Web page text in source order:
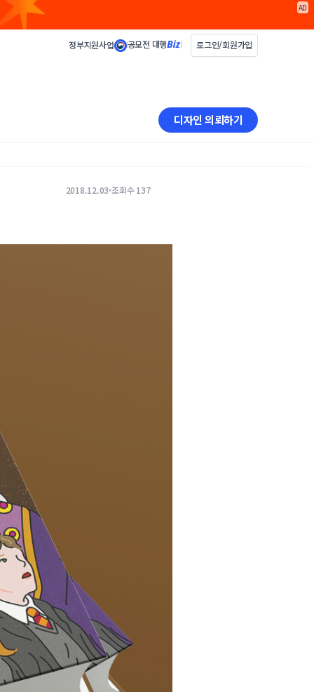
AD
정부지원사업 공모전 대행 로그인/회원가입
디자인 의뢰하기
2018.12.03 조회수 137